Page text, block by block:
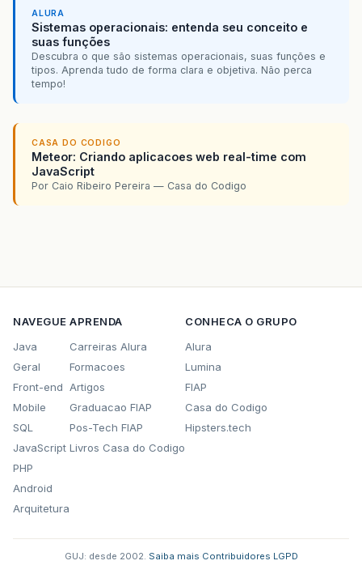
ALURA
Sistemas operacionais: entenda seu conceito e
suas funções
Descubra o que são sistemas operacionais, suas funções e
tipos. Aprenda tudo de forma clara e objetiva. Não perca
tempo!
CASA DO CODIGO
Meteor: Criando aplicacoes web real-time com
JavaScript
Por Caio Ribeiro Pereira — Casa do Codigo
NAVEGUE
Java
Geral
Front-end
Mobile
SQL
JavaScript
PHP
Android
Arquitetura
APRENDA
Carreiras Alura
Formacoes
Artigos
Graduacao FIAP
Pos-Tech FIAP
Livros Casa do Codigo
CONHECA O GRUPO
Alura
Lumina
FIAP
Casa do Codigo
Hipsters.tech
GUJ: desde 2002. Saiba mais Contribuidores LGPD